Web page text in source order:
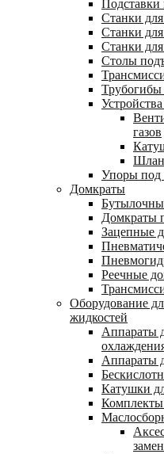
Подставки
Станки
Станки
Станки
Столы
Трубогибы
газов
Упоры под
Домкраты
Домкраты
Зацепные
Реечные
Оборудование
жидкостей
Аппараты
Аппараты
Катушки
Комплекты